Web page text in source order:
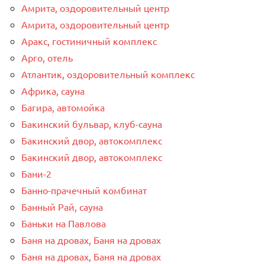
Амрита, оздоровительный центр
Амрита, оздоровительный центр
Аракс, гостиничный комплекс
Арго, отель
Атлантик, оздоровительный комплекс
Африка, сауна
Багира, автомойка
Бакинский бульвар, клуб-сауна
Бакинский двор, автокомплекс
Бакинский двор, автокомплекс
Бани-2
Банно-прачечный комбинат
Банный Рай, сауна
Баньки на Павлова
Баня на дровах, Баня на дровах
Баня на дровах, Баня на дровах